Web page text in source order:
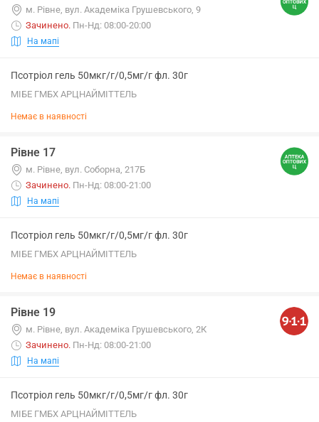
м. Рівне, вул. Академіка Грушевського, 9
Зачинено. Пн-Нд: 08:00-20:00
На мапі
Псотріол гель 50мкг/г/0,5мг/г фл. 30г
МІБЕ ГМБХ АРЦНАЙМІТТЕЛЬ
Немає в наявності
Рівне 17
м. Рівне, вул. Соборна, 217Б
Зачинено. Пн-Нд: 08:00-21:00
На мапі
Псотріол гель 50мкг/г/0,5мг/г фл. 30г
МІБЕ ГМБХ АРЦНАЙМІТТЕЛЬ
Немає в наявності
Рівне 19
м. Рівне, вул. Академіка Грушевського, 2К
Зачинено. Пн-Нд: 08:00-21:00
На мапі
Псотріол гель 50мкг/г/0,5мг/г фл. 30г
МІБЕ ГМБХ АРЦНАЙМІТТЕЛЬ